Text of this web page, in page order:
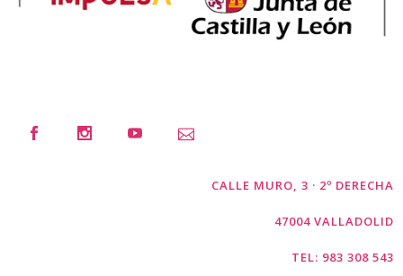
CALLE MURO, 3 · 2º DERECHA
47004 VALLADOLID
TEL: 983 308 543